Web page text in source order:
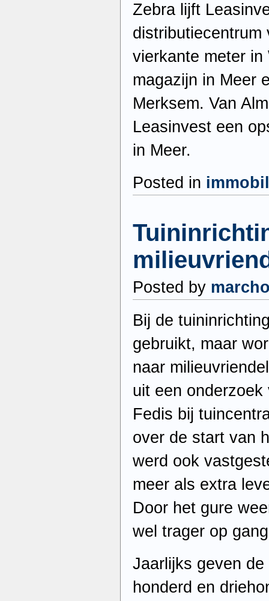
Zebra lijft
distributiecentrum
vierkante meter in
magazijn in Meer
Merksem. Van
Leasinvest een
in Meer.
Posted in
Posted by
Bij de
gebruikt, maar
naar
uit een
Fedis bij
over de start van
werd ook
meer als extra
Door het gure
wel trager op
Jaarlijks geven
honderd en